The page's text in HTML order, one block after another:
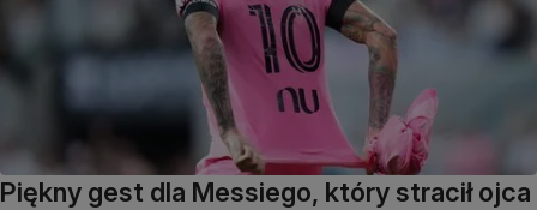
Piękny gest dla Messiego, który stracił ojca